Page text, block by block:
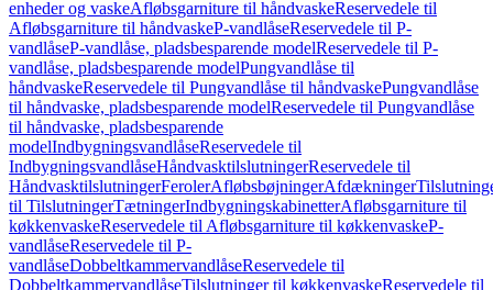
enheder og vaskeAfløbsgarniture til håndvaskeReservedele til
Afløbsgarniture til håndvaskeP-vandlåseReservedele til P-
vandlåseP-vandlåse, pladsbesparende modelReservedele til P-
vandlåse, pladsbesparende modelPungvandlåse til
håndvaskeReservedele til Pungvandlåse til håndvaskePungvandlåse
til håndvaske, pladsbesparende modelReservedele til Pungvandlåse
til håndvaske, pladsbesparende
modelIndbygningsvandlåseReservedele til
IndbygningsvandlåseHåndvasktilslutningerReservedele til
HåndvasktilslutningerFerolerAfløbsbøjningerAfdækninger
til TilslutningerTætningerIndbygningskabinetterAfløbsgarniture til
køkkenvaskeReservedele til Afløbsgarniture til køkkenvaskeP-
vandlåseReservedele til P-
vandlåseDobbeltkammervandlåseReservedele til
DobbeltkammervandlåseTilslutninger til køkkenvaskeReservedele til